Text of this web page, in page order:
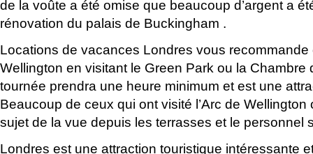
de la voûte a été omise que beaucoup d’argent a
rénovation du palais de Buckingham .
Locations de vacances Londres vous recommande
Wellington en visitant le Green Park ou la Chambre
tournée prendra une heure minimum et est une
Beaucoup de ceux qui ont visité l’Arc de
sujet de la vue depuis les terrasses et le personnel
Londres est une attraction touristique intéressante